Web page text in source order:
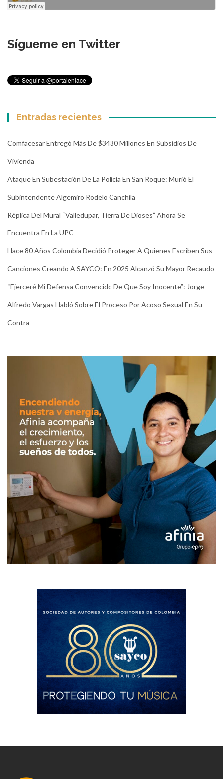
Sígueme en Twitter
Entradas recientes
Comfacesar Entregó Más De $3480 Millones En Subsidios De
Vivienda
Ataque En Subestación De La Policía En San Roque: Murió El
Subintendente Algemiro Rodelo Canchila
Réplica Del Mural “Valledupar, Tierra De Dioses” Ahora Se
Encuentra En La UPC
Hace 80 Años Colombia Decidió Proteger A Quienes Escriben Sus
Canciones Creando A SAYCO: En 2025 Alcanzó Su Mayor Recaudo
“Ejerceré Mi Defensa Convencido De Que Soy Inocente”: Jorge
Alfredo Vargas Habló Sobre El Proceso Por Acoso Sexual En Su
Contra